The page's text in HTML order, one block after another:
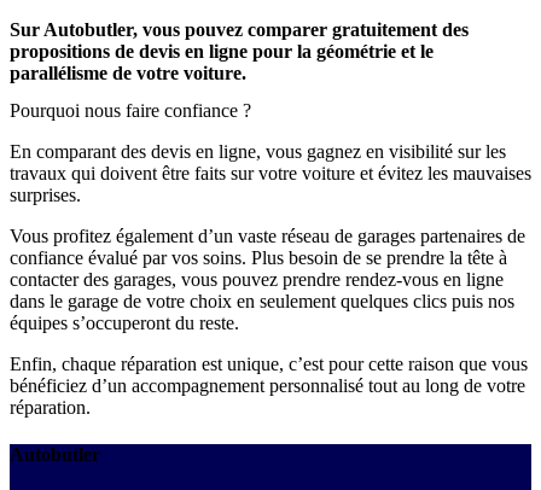
Sur Autobutler, vous pouvez comparer gratuitement des
propositions de devis en ligne pour la géométrie et le
parallélisme de votre voiture.
Pourquoi nous faire confiance ?
En comparant des devis en ligne, vous gagnez en visibilité sur les
travaux qui doivent être faits sur votre voiture et évitez les mauvaises
surprises.
Vous profitez également d’un vaste réseau de garages partenaires de
confiance évalué par vos soins. Plus besoin de se prendre la tête à
contacter des garages, vous pouvez prendre rendez-vous en ligne
dans le garage de votre choix en seulement quelques clics puis nos
équipes s’occuperont du reste.
Enfin, chaque réparation est unique, c’est pour cette raison que vous
bénéficiez d’un accompagnement personnalisé tout au long de votre
réparation.
Autobutler